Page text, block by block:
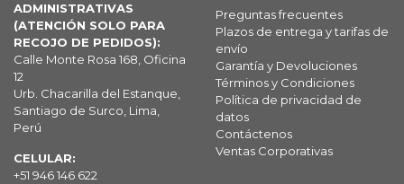
ADMINISTRATIVAS
(ATENCIÓN SOLO PARA
RECOJO DE PEDIDOS):
Calle Monte Rosa 168, Oficina
12
Urb. Chacarilla del Estanque,
Santiago de Surco, Lima,
Perú
CELULAR:
+51 946 146 622
Preguntas frecuentes
Plazos de entrega y tarifas de
envío
Garantía y Devoluciones
Términos y Condiciones
Política de privacidad de
datos
Contáctenos
Ventas Corporativas